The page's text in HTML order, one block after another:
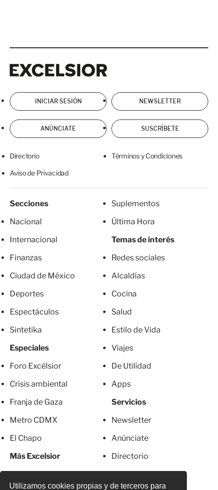
Utilizamos cookies propias y de terceros para
INICIAR SESIÓN NEWSLETTER
ANÚNCIATE SUSCRÍBETE
Directorio Términos y Condiciones
Aviso de Privacidad
Secciones
Nacional
Internacional
Finanzas
Ciudad de México
Deportes
Espectáculos
Sintetika
Especiales
Foro Excélsior
Crisis ambiental
Franja de Gaza
Metro CDMX
El Chapo
Más Excelsior
Suplementos
Última Hora
Temas de interés
Redes sociales
Alcaldías
Cocina
Salud
Estilo de Vida
Viajes
De Utilidad
Apps
Servicios
Newsletter
Anúnciate
Directorio